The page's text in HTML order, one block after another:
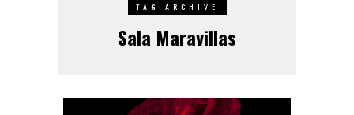
TAG ARCHIVE
Sala Maravillas